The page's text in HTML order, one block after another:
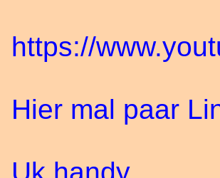
https://
Hier mal paar